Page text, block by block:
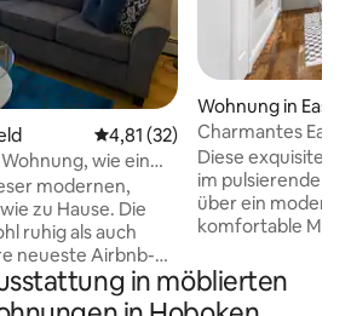
Durchschnittliche Bewertung:
4,81 (32)
wie ein
modernen,
zu Hause. Die
ruhig als auch
neueste Airbnb-
in der Innenstadt
Nähe von
Wohnung in East
Charmantes East
Schlafzimmern
Diese exquisite
im pulsierenden
über ein
komfortable
Stock und bietet
Badezimmer. Die
in möblierten